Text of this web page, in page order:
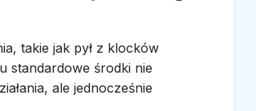
takie jak pył z klocków
standardowe środki nie
ale jednocześnie